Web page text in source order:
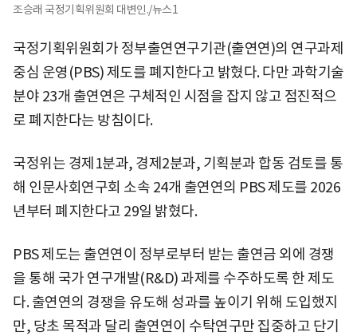
조승래 국정기획위원회 대변인./뉴스1
국정기획위원회가 정부출연연구기관(출연연)의 연구과제
중심 운영(PBS) 제도를 폐지한다고 밝혔다. 다만 과학기술
분야 23개 출연연은 구체적인 시점을 잡지 않고 점진적으
로 폐지한다는 방침이다.
국정위는 경제1분과, 경제2분과, 기획분과 합동 검토를 통
해 인문사회연구회 소속 24개 출연연의 PBS 제도를 2026
년부터 폐지한다고 29일 밝혔다.
PBS 제도는 출연연이 정부로부터 받는 출연금 외에 경쟁
을 통해 국가 연구개발(R&D) 과제를 수주하도록 한 제도
다. 출연연의 경쟁을 유도해 성과를 높이기 위해 도입했지
만, 당초 목적과 달리 출연연이 수탁연구만 집중하고 단기